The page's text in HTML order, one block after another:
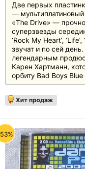
Две первых
—
«The Drive» —
суперзвезды
‘Rock My Heart’,
звучат и по сей
легендарным
Карен Хартманн,
орбиту Bad Boys
Хит продаж